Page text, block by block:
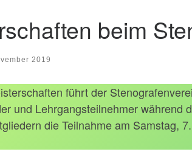
beim
2019
führt der
und Lehrgangsteilnehmer
die Teilnahme am Samstag,